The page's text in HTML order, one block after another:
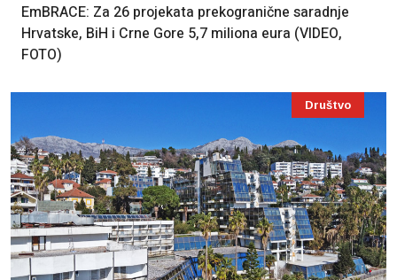
EmBRACE: Za 26 projekata prekogranične saradnje
Hrvatske, BiH i Crne Gore 5,7 miliona eura (VIDEO,
FOTO)
Društvo